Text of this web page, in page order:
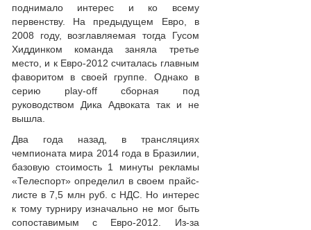
поднимало интерес и ко всему
первенству. На предыдущем Евро, в
2008 году, возглавляемая тогда Гусом
Хиддинком команда заняла третье
место, и к Евро-2012 считалась главным
фаворитом в своей группе. Однако в
серию play-off сборная под
руководством Дика Адвоката так и не
вышла.
Два года назад, в трансляциях
чемпионата мира 2014 года в Бразилии,
базовую стоимость 1 минуты рекламы
«Телеспорт» определил в своем прайс-
листе в 7,5 млн руб. с НДС. Но интерес
к тому турниру изначально не мог быть
сопоставимым с Евро-2012. Из-за